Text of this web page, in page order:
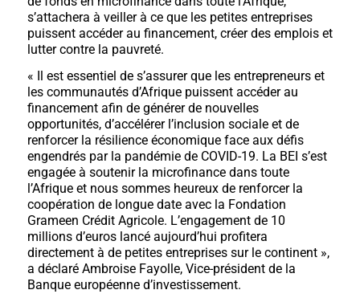
s’attachera à veiller à ce que les petites entreprises
puissent accéder au financement, créer des emplois et
lutter contre la pauvreté.
« Il est essentiel de s’assurer que les entrepreneurs et
les communautés d’Afrique puissent accéder au
financement afin de générer de nouvelles
opportunités, d’accélérer l’inclusion sociale et de
renforcer la résilience économique face aux défis
engendrés par la pandémie de COVID-19. La BEI s’est
engagée à soutenir la microfinance dans toute
l’Afrique et nous sommes heureux de renforcer la
coopération de longue date avec la Fondation
Grameen Crédit Agricole. L’engagement de 10
millions d’euros lancé aujourd’hui profitera
directement à de petites entreprises sur le continent »,
a déclaré Ambroise Fayolle, Vice-président de la
Banque européenne d’investissement.